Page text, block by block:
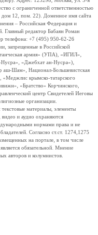
с ограниченной ответственностью
12, пом. 22). Доменное имя сайта
– Российская Федерация и
Главный редактор Бабаян Роман
телефона: +7 (495) 950-62-26
запрещенные в Российской
армия» (УПА), «ИГИЛ»,
«Джебхат ан-Нусра»),
аш-Шам», Национал-Большевистская
крымско-татарского
«Братство» Корчинского,
центр Свидетелей Иеговы
организации.
материалы, элементы
и аудио охраняются
нормами права и не
Согласно ст.ст. 1274,1275
на портале, в том числе
обязательной. Мнение
авторов и колумнистов.